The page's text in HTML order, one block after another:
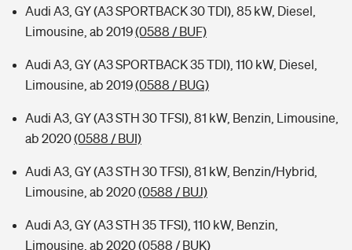
Audi A3, GY (A3 SPORTBACK 30 TDI), 85 kW, Diesel,
Limousine, ab 2019(0588 / BUF)
Audi A3, GY (A3 SPORTBACK 35 TDI), 110 kW, Diesel,
Limousine, ab 2019(0588 / BUG)
Audi A3, GY (A3 STH 30 TFSI), 81 kW, Benzin, Limousine,
ab 2020(0588 / BUI)
Audi A3, GY (A3 STH 30 TFSI), 81 kW, Benzin/Hybrid,
Limousine, ab 2020(0588 / BUJ)
Audi A3, GY (A3 STH 35 TFSI), 110 kW, Benzin,
Limousine, ab 2020(0588 / BUK)